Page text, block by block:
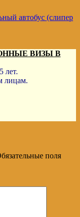
автобус (слипер
ВИЗЫ В
лет.
лицам.
поля